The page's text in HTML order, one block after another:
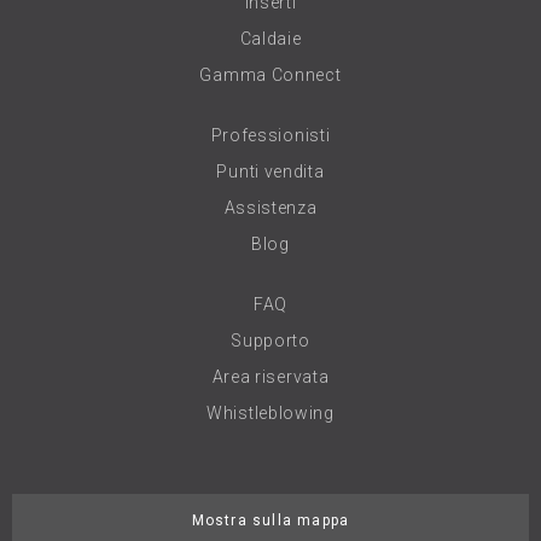
Caldaie
Gamma Connect
Professionisti
Punti vendita
Assistenza
Blog
FAQ
Supporto
Area riservata
Whistleblowing
Mostra sulla mappa